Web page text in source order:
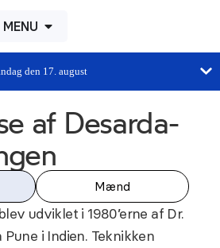
MENU
den 17. august
af Desarda-
Mænd
udviklet i 1980’erne af Dr.
i Indien. Teknikken